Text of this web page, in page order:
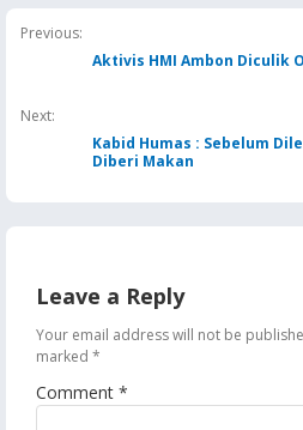
Previous:
Aktivis HMI Ambon Diculik
Next:
Kabid Humas : Sebelum
Diberi Makan
Leave a Reply
Your email address will not be
marked *
Comment *